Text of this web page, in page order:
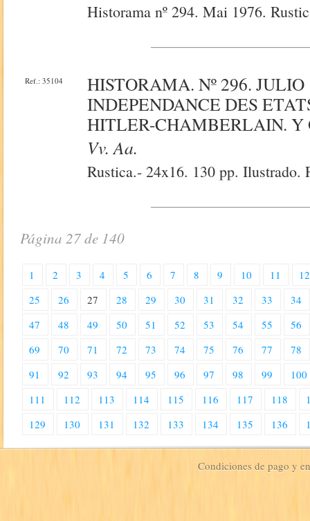
Historama nº 294. Mai 1976.
Ref.: 35104
HISTORAMA. Nº 296.
INDEPENDANCE DES
HITLER-CHAMBERLAIN. Y
Vv. Aa.
Rustica.- 24x16. 130 pp. Ilustrado.
Página 27 de 140
1 2 3 4 5 6 7 8 9 10 11
12
25
26 27 28 29 30 31 32 33
34
47
48 49 50 51 52 53 54 55
56
69
70 71 72 73 74 75 76 77
78
91
92 93 94 95 96 97 98 99
100
111
112 113 114 115 116 117 118
129
130 131 132 133 134 135 136
Condiciones de pago y